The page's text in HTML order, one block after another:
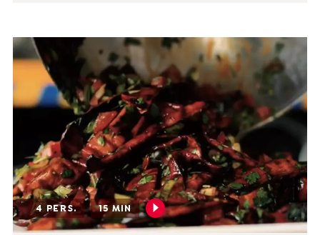
4 PERS. 15 MIN